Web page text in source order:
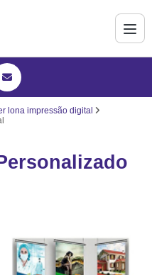
lona impressão digital